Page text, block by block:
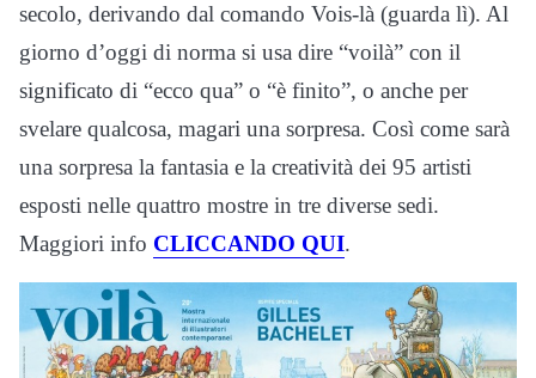
secolo, derivando dal comando Vois-là (guarda lì). Al
giorno d’oggi di norma si usa dire “voilà” con il
significato di “ecco qua” o “è finito”, o anche per
svelare qualcosa, magari una sorpresa. Così come sarà
una sorpresa la fantasia e la creatività dei 95 artisti
esposti nelle quattro mostre in tre diverse sedi.
Maggiori info CLICCANDO QUI.